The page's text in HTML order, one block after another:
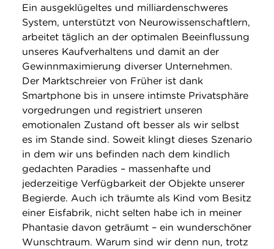
Ein ausgeklügeltes und milliardenschweres
System, unterstützt von Neurowissenschaftlern,
arbeitet täglich an der optimalen Beeinflussung
unseres Kaufverhaltens und damit an der
Gewinnmaximierung diverser Unternehmen.
Der Marktschreier von Früher ist dank
Smartphone bis in unsere intimste Privatsphäre
vorgedrungen und registriert unseren
emotionalen Zustand oft besser als wir selbst
es im Stande sind. Soweit klingt dieses Szenario
in dem wir uns befinden nach dem kindlich
gedachten Paradies – massenhafte und
jederzeitige Verfügbarkeit der Objekte unserer
Begierde. Auch ich träumte als Kind vom Besitz
einer Eisfabrik, nicht selten habe ich in meiner
Phantasie davon geträumt – ein wunderschöner
Wunschtraum. Warum sind wir denn nun, trotz